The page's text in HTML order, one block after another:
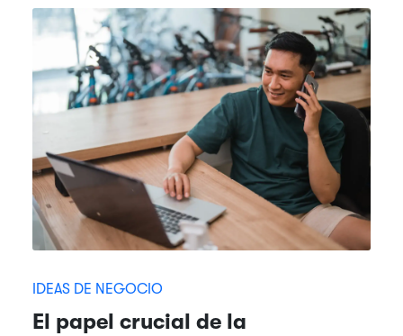
IDEAS DE NEGOCIO
El papel crucial de la